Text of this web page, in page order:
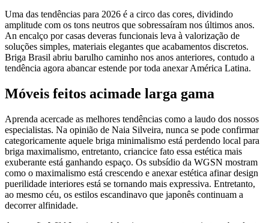
Uma das tendências para 2026 é a circo das cores, dividindo
amplitude com os tons neutros que sobressaíram nos últimos anos.
An encalço por casas deveras funcionais leva à valorização de
soluções simples, materiais elegantes que acabamentos discretos.
Briga Brasil abriu barulho caminho nos anos anteriores, contudo a
tendência agora abancar estende por toda anexar América Latina.
Móveis feitos acimade larga gama
Aprenda acercade as melhores tendências como a laudo dos nossos
especialistas. Na opinião de Naia Silveira, nunca se pode confirmar
categoricamente aquele briga minimalismo está perdendo local para
briga maximalismo, entretanto, criancice fato essa estética mais
exuberante está ganhando espaço. Os subsídio da WGSN mostram
como o maximalismo está crescendo e anexar estética afinar design
puerilidade interiores está se tornando mais expressiva. Entretanto,
ao mesmo céu, os estilos escandinavo que japonês continuam a
decorrer alfinidade.